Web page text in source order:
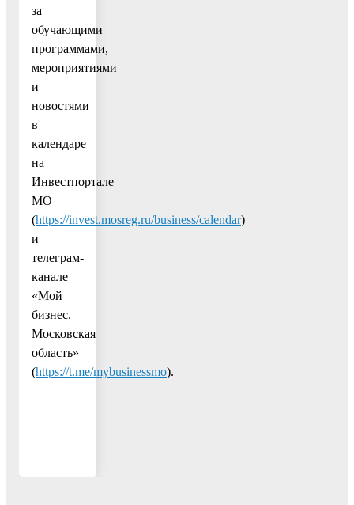
за
обучающими
программами,
мероприятиями
и
новостями
в
календаре
на
Инвестпортале
МО
(https://invest.mosreg.ru/business/calendar)
и
телеграм-
канале
«Мой
бизнес.
Московская
область»
(https://t.me/mybusinessmo).